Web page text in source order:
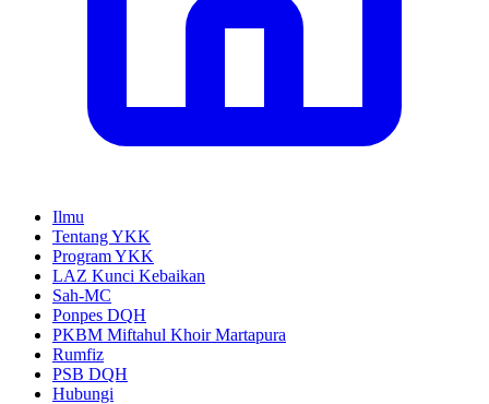
Ilmu
Tentang YKK
Program YKK
LAZ Kunci Kebaikan
Sah-MC
Ponpes DQH
PKBM Miftahul Khoir Martapura
Rumfiz
PSB DQH